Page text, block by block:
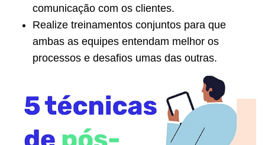
comunicação com os clientes.
Realize treinamentos conjuntos para que
ambas as equipes entendam melhor os
processos e desafios umas das outras.